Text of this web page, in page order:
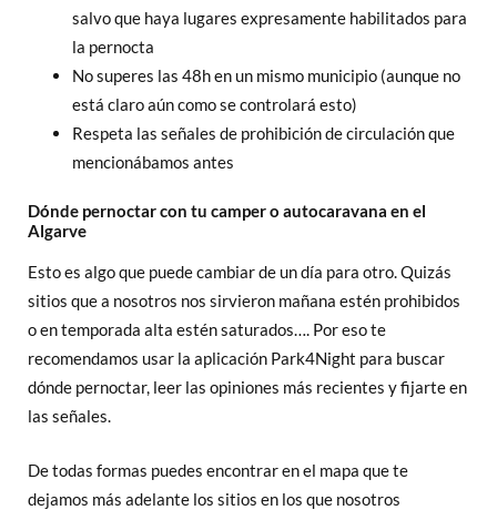
salvo que haya lugares expresamente habilitados para
la pernocta
No superes las 48h en un mismo municipio (aunque no
está claro aún como se controlará esto)
Respeta las señales de prohibición de circulación que
mencionábamos antes
Dónde pernoctar con tu camper o autocaravana en el
Algarve
Esto es algo que puede cambiar de un día para otro. Quizás
sitios que a nosotros nos sirvieron mañana estén prohibidos
o en temporada alta estén saturados…. Por eso te
recomendamos usar la aplicación Park4Night para buscar
dónde pernoctar, leer las opiniones más recientes y fijarte en
las señales.
De todas formas puedes encontrar en el mapa que te
dejamos más adelante los sitios en los que nosotros